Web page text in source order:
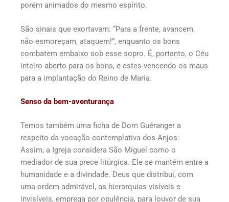
porém animados do mesmo espírito.
São sinais que exortavam: “Para a frente, avancem,
não esmoreçam, ataquem!”, enquanto os bons
combatem embaixo sob esse sopro. É, portanto, o Céu
inteiro aberto para os bons, e estes vencendo os maus
para a implantação do Reino de Maria.
Senso da bem-aventurança
Temos também uma ficha de Dom Guéranger a
respeito da vocação contemplativa dos Anjos:
Assim, a Igreja considera São Miguel como o
mediador de sua prece litúrgica. Ele se mantém entre a
humanidade e a divindade. Deus que distribui, com
uma ordem admirável, as hierarquias visíveis e
invisíveis, emprega por opulência, para louvor de sua